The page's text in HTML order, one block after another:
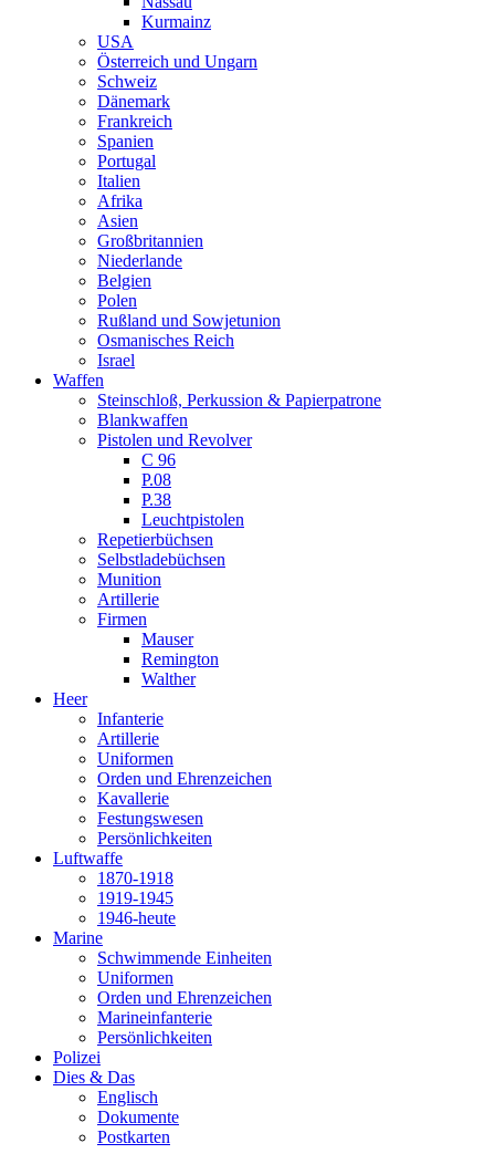
Kurmainz
USA
Österreich und Ungarn
Schweiz
Dänemark
Frankreich
Spanien
Portugal
Italien
Afrika
Asien
Großbritannien
Niederlande
Belgien
Polen
Rußland und Sowjetunion
Osmanisches Reich
Israel
Waffen
Steinschloß, Perkussion & Papierpatrone
Blankwaffen
Pistolen und Revolver
C 96
P.08
P.38
Leuchtpistolen
Repetierbüchsen
Selbstladebüchsen
Munition
Artillerie
Firmen
Mauser
Remington
Walther
Heer
Infanterie
Artillerie
Uniformen
Orden und Ehrenzeichen
Kavallerie
Festungswesen
Persönlichkeiten
Luftwaffe
1870-1918
1919-1945
1946-heute
Marine
Schwimmende Einheiten
Uniformen
Orden und Ehrenzeichen
Marineinfanterie
Persönlichkeiten
Polizei
Dies & Das
Englisch
Dokumente
Postkarten